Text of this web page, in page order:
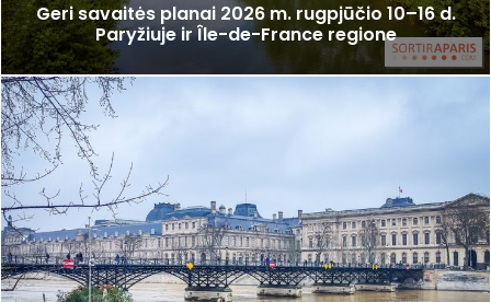
Geri savaitės planai 2026 m. rugpjūčio 10–16 d.
Paryžiuje ir Île-de-France regione